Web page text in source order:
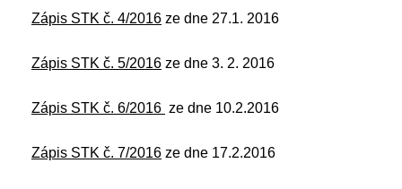
Zápis STK č. 4/2016 ze dne 27.1. 2016
Zápis STK č. 5/2016 ze dne 3. 2. 2016
Zápis STK č. 6/2016 ze dne 10.2.2016
Zápis STK č. 7/2016 ze dne 17.2.2016